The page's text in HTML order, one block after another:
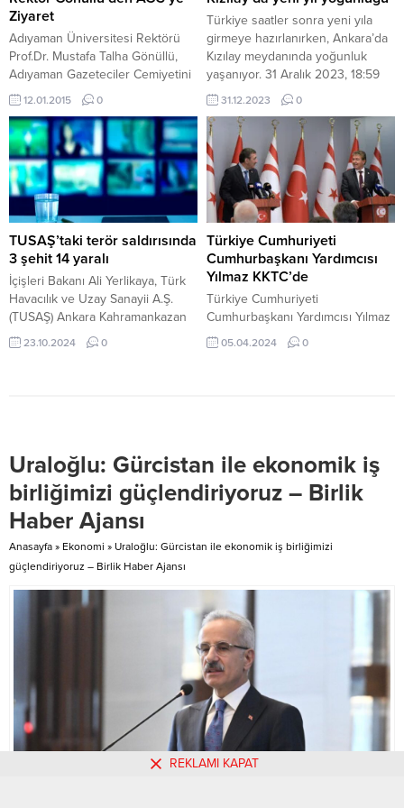
Cemiyet Başkanımız Zeki Dişkaya
ve yönetim...
Yardımlaşma ve Dayanışma
Derneği Başkanı...
Ziyaret
Adıyaman Üniversitesi Rektörü
Prof.Dr. Mustafa Talha Gönüllü,
Adıyaman Gazeteciler Cemiyetini
ziyaret ederek, 10 Ocak
Gazeteciler Gününü kutladı.
Adıyaman Gazeteciler Cemiyet
Başkanvekili Yusuf Dündar
tarafından karşılanan Adıyaman
Üniversitesi Rektörü Prof.Dr.
Mustafa Talha Gönüllü,
“Demokratikleşme hedefi olan
toplumlarda, toplum adına bilinen
üç erkin yanında denetlemeyi
sistematik işlevlere oturmuş ve
doğru haber edinme...
12.01.2015 0
Türkiye saatler sonra yeni yıla
girmeye hazırlanırken, Ankara’da
Kızılay meydanında yoğunluk
yaşanıyor. 31 Aralık 2023, 18:59
yayınlandı Kızılay’da yeni yıl
yoğunluğu Ankara’nın kalbi
Kızılay’da yeni yıla girmek
isteyenler cadde ve sokakları
doldurdu. Işıl ışıl süslenen
caddelerde gezenler, kurulan
2024 yeni yıl stantlarında hatıra
fotoğrafları çektirdi. Polis ekipleri
ise Kızılay ve...
31.12.2023 0
TUSAŞ’taki terör saldırısında
3 şehit 14 yaralı
İçişleri Bakanı Ali Yerlikaya, Türk
Havacılık ve Uzay Sanayii A.Ş.
(TUSAŞ) Ankara Kahramankazan
tesislerine yönelik
gerçekleştirilen terör saldırısına
23.10.2024 0
Türkiye Cumhuriyeti
Cumhurbaşkanı Yardımcısı
Yılmaz KKTC’de
Türkiye Cumhuriyeti
Cumhurbaşkanı Yardımcısı Yılmaz
KKTC’de Ercan Havalimanında
Yılmaz’ı KKTC BaşbakanI Ünal
bugün de iftar programına katılıp,
görüşmeler yapacağını söyledi,
Kıbrıs Türk halkının Kadir
05.04.2024 0
Uraloğlu: Gürcistan ile ekonomik iş
birliğimizi güçlendiriyoruz – Birlik
Haber Ajansı
Anasayfa » Ekonomi » Uraloğlu: Gürcistan ile ekonomik iş birliğimizi
güçlendiriyoruz – Birlik Haber Ajansı
REKLAMI KAPAT